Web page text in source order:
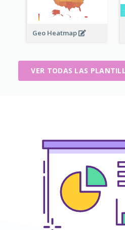
Geo Heatmap
VER TODAS LAS